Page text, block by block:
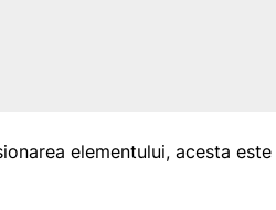
elementului, acesta este